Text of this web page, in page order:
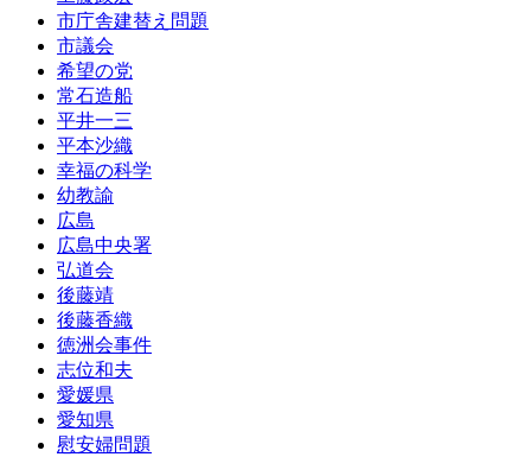
市庁舎建替え問題
市議会
希望の党
常石造船
平井一三
平本沙織
幸福の科学
幼教諭
広島
広島中央署
弘道会
後藤靖
後藤香織
徳洲会事件
志位和夫
愛媛県
愛知県
慰安婦問題